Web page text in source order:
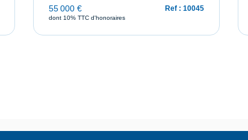
55 000 €
dont 10% TTC d'honoraires
Ref : 10045